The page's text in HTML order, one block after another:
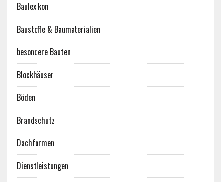
Baulexikon
Baustoffe & Baumaterialien
besondere Bauten
Blockhäuser
Böden
Brandschutz
Dachformen
Dienstleistungen